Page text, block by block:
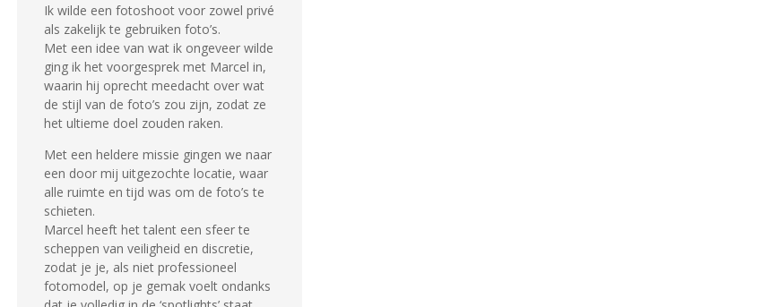
Ik wilde een fotoshoot voor zowel privé
als zakelijk te gebruiken foto’s.
Met een idee van wat ik ongeveer wilde
ging ik het voorgesprek met Marcel in,
waarin hij oprecht meedacht over wat
de stijl van de foto’s zou zijn, zodat ze
het ultieme doel zouden raken.
Met een heldere missie gingen we naar
een door mij uitgezochte locatie, waar
alle ruimte en tijd was om de foto’s te
schieten.
Marcel heeft het talent een sfeer te
scheppen van veiligheid en discretie,
zodat je je, als niet professioneel
fotomodel, op je gemak voelt ondanks